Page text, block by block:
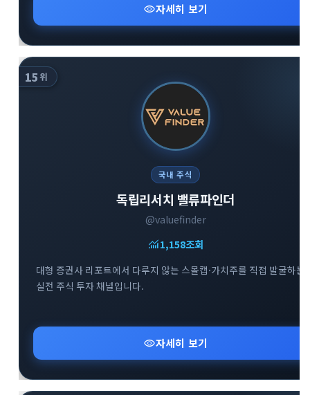
visibility자세히 보기
15 위
국내 주식
독립리서치 밸류파인더
@valuefinder
monitoring1,158조회
대형 증권사 리포트에서 다루지 않는 스몰캡·가치주를 직접 발굴하는
실전 주식 투자 채널입니다.
visibility자세히 보기